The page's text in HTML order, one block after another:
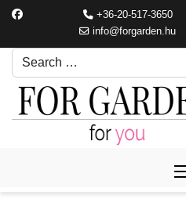
+36-20-517-3650
info@forgarden.hu
Search
Írjon be egy keresési kifejezést.